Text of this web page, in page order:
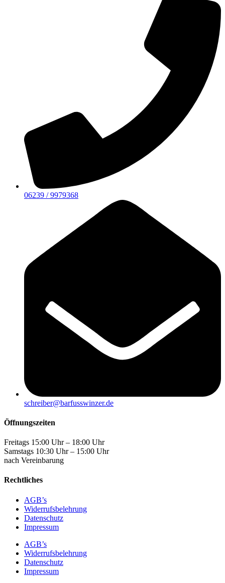
06239 / 9979368
schreiber@barfusswinzer.de
Öffnungszeiten
Freitags 15:00 Uhr – 18:00 Uhr
Samstags 10:30 Uhr – 15:00 Uhr
nach Vereinbarung
Rechtliches
AGB’s
Widerrufsbelehrung
Datenschutz
Impressum
AGB’s
Widerrufsbelehrung
Datenschutz
Impressum